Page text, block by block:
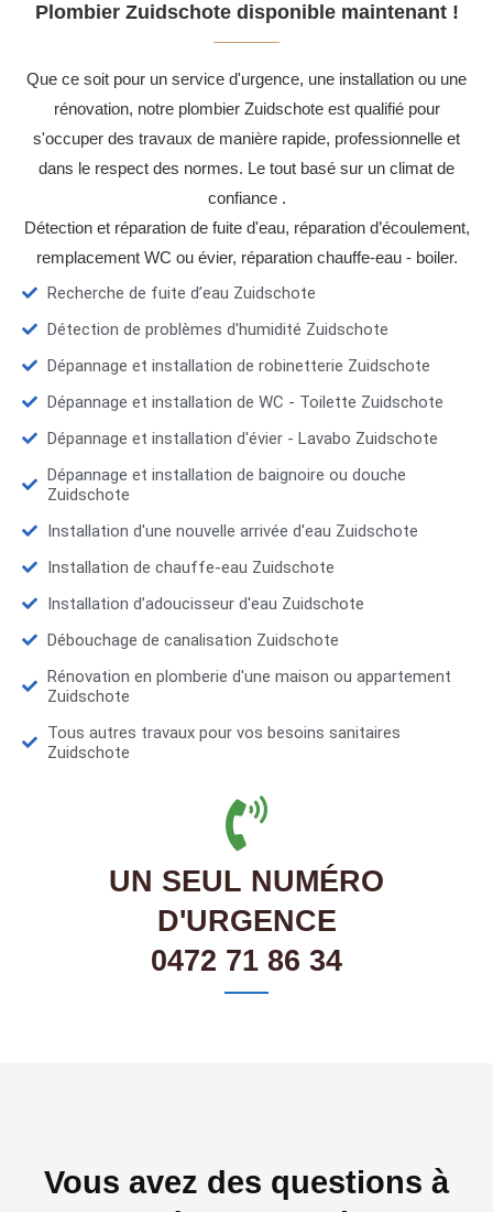
Plombier Zuidschote disponible maintenant !
Que ce soit pour un service d'urgence, une installation ou une
rénovation, notre plombier Zuidschote est qualifié pour
s'occuper des travaux de manière rapide, professionnelle et
dans le respect des normes. Le tout basé sur un climat de
confiance .
Détection et réparation de fuite d'eau, réparation d’écoulement,
remplacement WC ou évier, réparation chauffe-eau - boiler.
Recherche de fuite d’eau Zuidschote
Détection de problèmes d'humidité Zuidschote
Dépannage et installation de robinetterie Zuidschote
Dépannage et installation de WC - Toilette Zuidschote
Dépannage et installation d'évier - Lavabo Zuidschote
Dépannage et installation de baignoire ou douche
Zuidschote
Installation d'une nouvelle arrivée d'eau Zuidschote
Installation de chauffe-eau Zuidschote
Installation d’adoucisseur d'eau Zuidschote
Débouchage de canalisation Zuidschote
Rénovation en plomberie d'une maison ou appartement
Zuidschote
Tous autres travaux pour vos besoins sanitaires
Zuidschote
UN SEUL NUMÉRO
D'URGENCE
0472 71 86 34
Vous avez des questions à